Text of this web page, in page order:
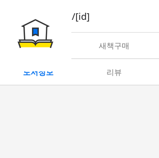
book/rent/[id]
대여 새책구매
도서정보 리뷰